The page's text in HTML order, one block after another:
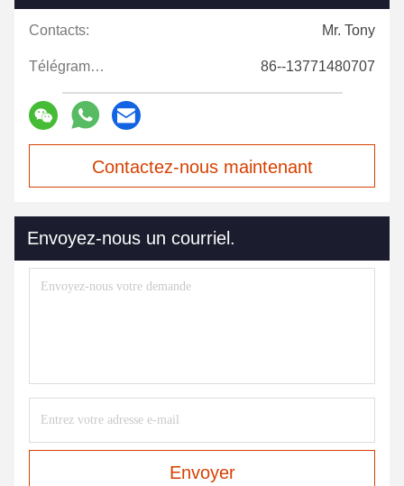
Contacts: Mr. Tony
Télégramme: 86--13771480707
Contactez-nous maintenant
Envoyez-nous un courriel.
Envoyer